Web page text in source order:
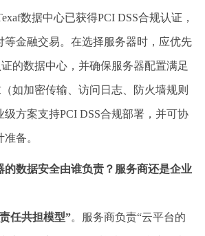
数据中心已获得PCI DSS合规认证，
等金融交易。在选择服务器时，应优先
的数据中心，并确保服务器配置满足
如加密传输、访问日志、防火墙规则
方案支持PCI DSS合规部署，并可协
备。
的数据安全由谁负责？服务商还是企业
任共担模型”。服务商负责“云平台的